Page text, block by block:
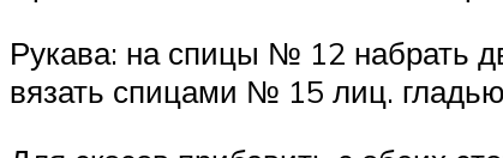
Рукава: на спицы № 12 набрать
вязать спицами № 15 лиц.